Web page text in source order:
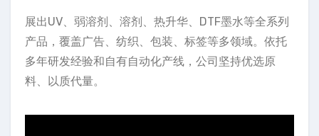
展出UV、弱溶剂、溶剂、热升华、DTF墨水等全系列
产品，覆盖广告、纺织、包装、标签等多领域。依托
多年研发经验和自有自动化产线，公司坚持优选原
料、以质代量。